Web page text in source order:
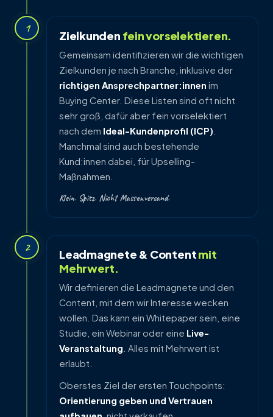
1 Zielkunden fein vorselektieren.
Gemeinsam identifizieren wir die wichtigen
Zielkunden je nach Branche, inklusive der
richtigen Ansprechpartner:innen im
Buying Center. Diese Listen sind oft nicht
sehr groß, dafür aber fein vorselektiert
nach dem Ideal-Kundenprofil (ICP)
Manchmal sind auch bestehende
Kund:innen dabei, für Upselling-
Maßnahmen.
Klein. Spitz. Nicht Massenversand.
2 Leadmagnete & Contentmit
Mehrwert.
Wir definieren die Leadmagnete und den
Content, mit dem wir Interesse wecken
wollen. Das kann ein Whitepaper sein, eine
Studie, ein Webinar oder eine Live-
Veranstaltung . Alles mit Mehrwert ist
erlaubt.
Oberstes Ziel der ersten Touchpoints:
Orientierung geben und Vertrauen